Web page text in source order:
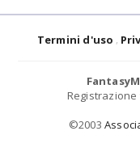
Termini d'uso
©2003